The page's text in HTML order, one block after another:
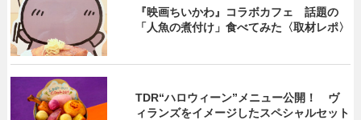
『映画ちいかわ』コラボカフェ 話題の
「人魚の煮付け」食べてみた〈取材レポ〉
TDR“ハロウィーン”メニュー公開！ ヴ
ィランズをイメージしたスペシャルセット